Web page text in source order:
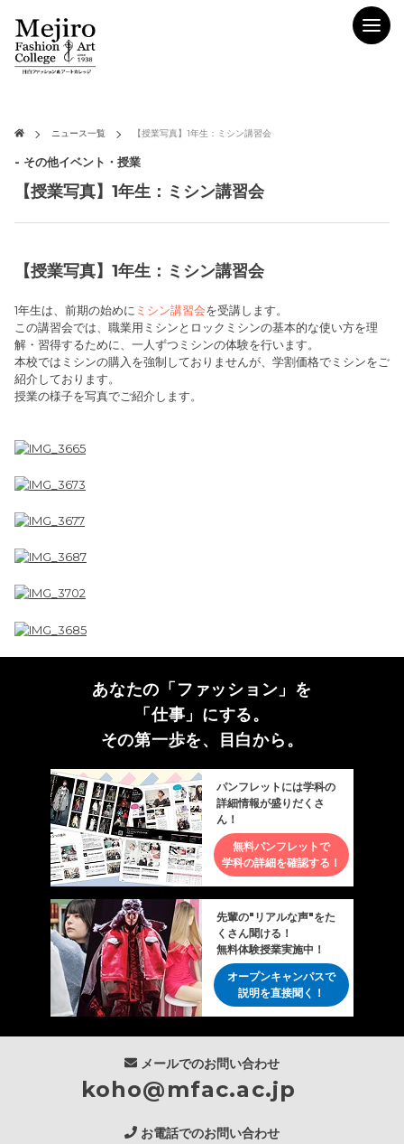
ニュース一覧 【授業写真】1年生：ミシン講習会
- その他イベント・授業
【授業写真】1年生：ミシン講習会
【授業写真】1年生：ミシン講習会
1年生は、前期の始めに ミシン講習会を受講します。
この講習会では、職業用ミシンとロックミシンの基本的な使い方を理
解・習得するために、一人ずつミシンの体験を行います。
本校ではミシンの購入を強制しておりませんが、学割価格でミシンをご
紹介しております。
授業の様子を写真でご紹介します。
あなたの「ファッション」を
「仕事」にする。
その第一歩を、目白から。
パンフレットには学科の
詳細情報が盛りだくさ
ん！
無料パンフレットで
学科の詳細を確認する！
先輩の"リアルな声"をた
くさん聞ける！
無料体験授業実施中！
オープンキャンパスで
説明を直接聞く！
メールでのお問い合わせ
koho@mfac.ac.jp
お電話でのお問い合わせ